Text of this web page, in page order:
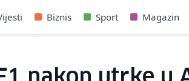
Biznis Sport Magazin